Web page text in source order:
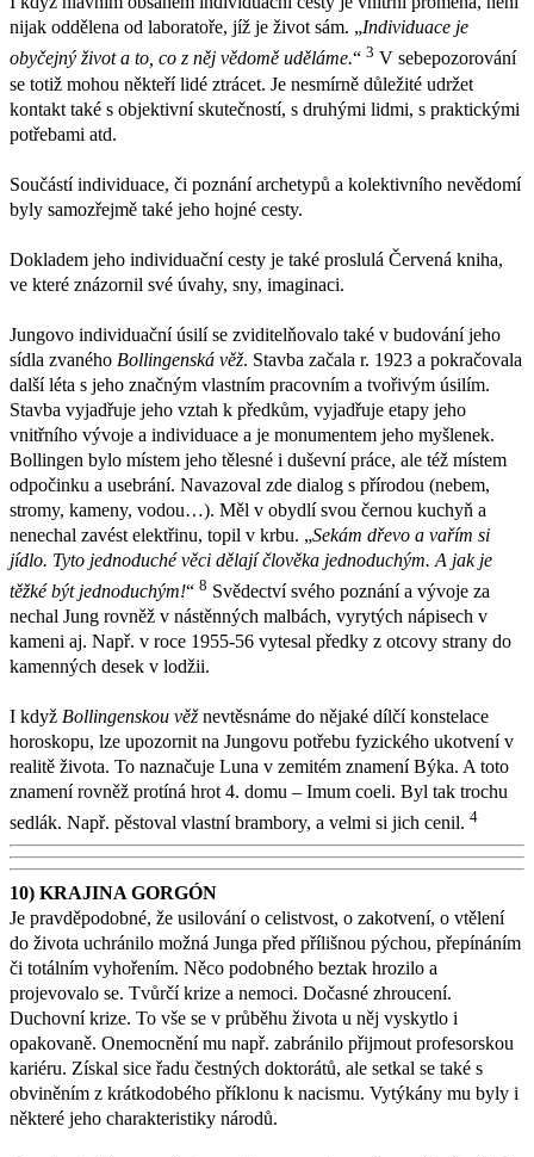
nijak oddělena od laboratoře, jíž je život sám. „Individuace je
obyčejný život a to, co z něj vědomě uděláme.“ 3 V sebepozorování
se totiž mohou někteří lidé ztrácet. Je nesmírně důležité udržet
kontakt také s objektivní skutečností, s druhými lidmi, s praktickými
potřebami atd.
Součástí individuace, či poznání archetypů a kolektivního nevědomí
byly samozřejmě také jeho hojné cesty.
Dokladem jeho individuační cesty je také proslulá Červená kniha,
ve které znázornil své úvahy, sny, imaginaci.
Jungovo individuační úsilí se zviditelňovalo také v budování jeho
sídla zvaného Bollingenská věž. Stavba začala r. 1923 a pokračovala
další léta s jeho značným vlastním pracovním a tvořivým úsilím.
Stavba vyjadřuje jeho vztah k předkům, vyjadřuje etapy jeho
vnitřního vývoje a individuace a je monumentem jeho myšlenek.
Bollingen bylo místem jeho tělesné i duševní práce, ale též místem
odpočinku a usebrání. Navazoval zde dialog s přírodou (nebem,
stromy, kameny, vodou…). Měl v obydlí svou černou kuchyň a
nenechal zavést elektřinu, topil v krbu. „Sekám dřevo a vařím si
jídlo. Tyto jednoduché věci dělají člověka jednoduchým. A jak je
těžké být jednoduchým!“ 8 Svědectví svého poznání a vývoje za
nechal Jung rovněž v nástěnných malbách, vyrytých nápisech v
kameni aj. Např. v roce 1955-56 vytesal předky z otcovy strany do
kamenných desek v lodžii.
I když Bollingenskou věžnevtěsnáme do nějaké dílčí konstelace
horoskopu, lze upozornit na Jungovu potřebu fyzického ukotvení v
realitě života. To naznačuje Luna v zemitém znamení Býka. A toto
znamení rovněž protíná hrot 4. domu – Imum coeli. Byl tak trochu
sedlák. Např. pěstoval vlastní brambory, a velmi si jich cenil. 4
10) KRAJINA GORGÓN
Je pravděpodobné, že usilování o celistvost, o zakotvení, o vtělení
do života uchránilo možná Junga před přílišnou pýchou, přepínáním
či totálním vyhořením. Něco podobného beztak hrozilo a
projevovalo se. Tvůrčí krize a nemoci. Dočasné zhroucení.
Duchovní krize. To vše se v průběhu života u něj vyskytlo i
opakovaně. Onemocnění mu např. zabránilo přijmout profesorskou
kariéru. Získal sice řadu čestných doktorátů, ale setkal se také s
obviněním z krátkodobého příklonu k nacismu. Vytýkány mu byly i
některé jeho charakteristiky národů.